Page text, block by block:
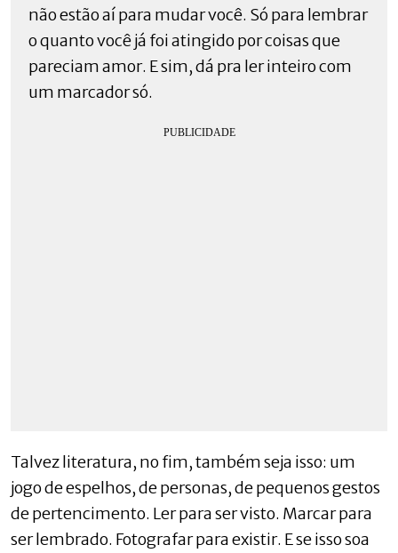
não estão aí para mudar você. Só para lembrar
o quanto você já foi atingido por coisas que
pareciam amor. E sim, dá pra ler inteiro com
um marcador só.
Talvez literatura, no fim, também seja isso: um
jogo de espelhos, de personas, de pequenos gestos
de pertencimento. Ler para ser visto. Marcar para
ser lembrado. Fotografar para existir. E se isso soa